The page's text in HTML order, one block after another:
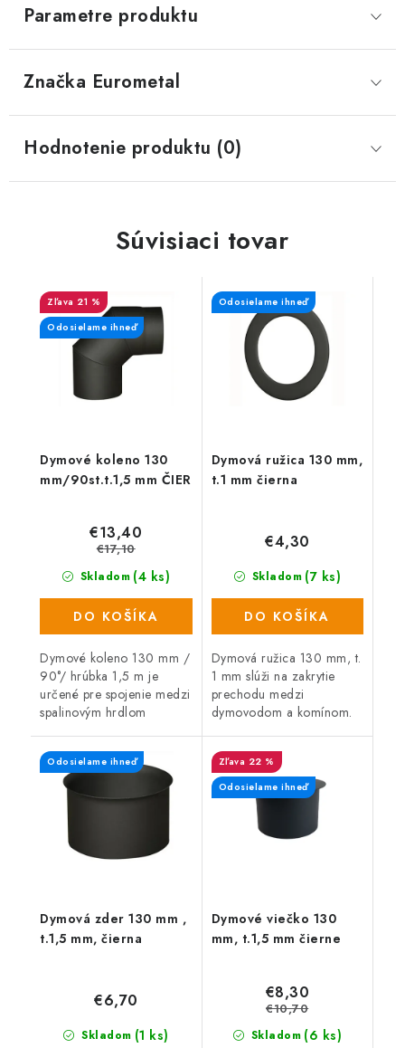
Parametre produktu
Značka Eurometal
Hodnotenie produktu (0)
Súvisiaci tovar
Dymové koleno 130
mm/90st.t.1,5 mm ČIER
21 %
Odosielame ihneď
Skladom (4 ks)
€13,40
€17,10
DO KOŠÍKA
Dymové koleno 130 mm /
90°/ hrúbka 1,5 m je
určené pre spojenie medzi
spalinovým hrdlom
sopúchom.
Dymová ružica 130 mm,
t.1 mm čierna
Odosielame ihneď
Skladom (7 ks)
€4,30
DO KOŠÍKA
Dymová ružica 130 mm, t.
1 mm slúži na zakrytie
prechodu medzi
dymovodom a komínom.
Dymová zder 130 mm ,
t.1,5 mm, čierna
Odosielame ihneď
Skladom (1 ks)
€6,70
Dymové viečko 130
mm, t.1,5 mm čierne
22 %
Odosielame ihneď
Skladom (6 ks)
€8,30
€10,70